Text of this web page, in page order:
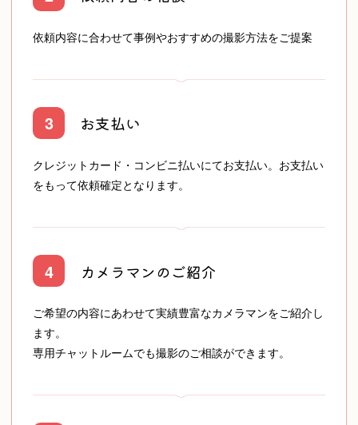
Kenichi Uemura
yslab(ワイズラボ)
yokoya
依頼内容に合わせて事例やおすすめの撮影方法をご提案
3 お支払い
クレジットカード・コンビニ払いにてお支払い。お支払い
をもって依頼確定となります。
4 カメラマンのご紹介
ご希望の内容にあわせて実績豊富なカメラマンをご紹介し
ます。
専用チャットルームでも撮影のご相談ができます。